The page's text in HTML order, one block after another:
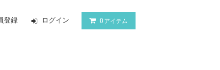
登録 ログイン 0 アイテム